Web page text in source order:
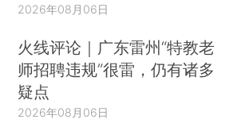
2026年08月06日
火线评论｜广东雷州“特教老
师招聘违规”很雷，仍有诸多
疑点
2026年08月06日